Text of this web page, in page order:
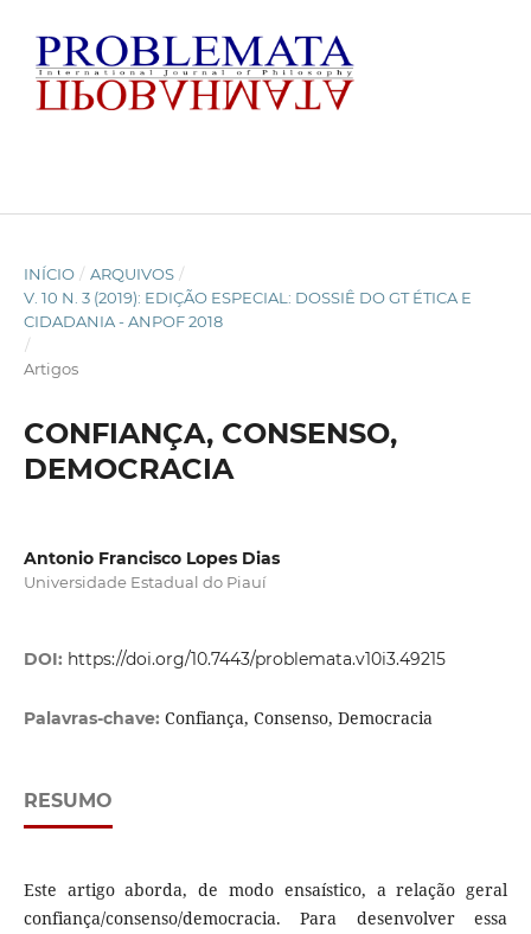
INÍCIO / ARQUIVOS /
V. 10 N. 3 (2019): EDIÇÃO ESPECIAL: DOSSIÊ DO GT ÉTICA E
CIDADANIA - ANPOF 2018
/
Artigos
CONFIANÇA, CONSENSO,
DEMOCRACIA
Antonio Francisco Lopes Dias
Universidade Estadual do Piauí
DOI: https://doi.org/10.7443/problemata.v10i3.49215
Palavras-chave: Confiança, Consenso, Democracia
RESUMO
Este artigo aborda, de modo ensaístico, a relação geral
confiança/consenso/democracia. Para desenvolver essa